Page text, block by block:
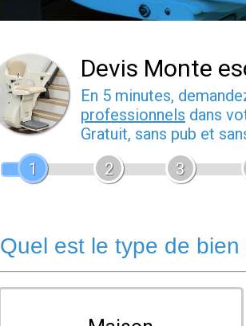
Devis Monte
En 5 minutes,
professionnels dans
Gratuit, sans pub et
1
2 3
Quel est le type de